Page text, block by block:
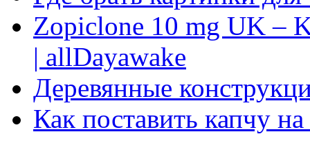
Zopiclone 10 mg UK –
| allDayawake
Деревянные
Как поставить капчу